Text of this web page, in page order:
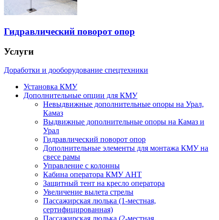
Гидравлический поворот опор
Услуги
Доработки и дооборудование спецтехники
Установка КМУ
Дополнительные опции для КМУ
Невыдвижные дополнительные опоры на Урал,
Камаз
Выдвижные дополнительные опоры на Камаз и
Урал
Гидравлический поворот опор
Дополнительные элементы для монтажа КМУ на
свесе рамы
Управление с колонны
Кабина оператора КМУ АНТ
Защитный тент на кресло оператора
Увеличение вылета стрелы
Пассажирская люлька (1-местная,
сертифицированная)